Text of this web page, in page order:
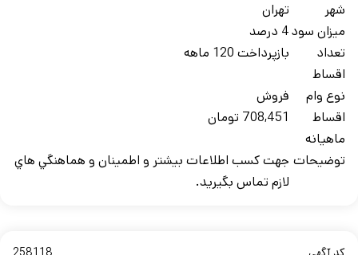
شهر
تهران
ميزان سود4 درصد
تعداد
اقساط
بازپرداخت 120 ماهه
نوع وام
فروش
اقساط
ماهيانه
708,451 تومان
توضيحات جهت کسب اطلاعات بيشتر و اطمينان و هماهنگي هاي
لازم تماس بگيريد.